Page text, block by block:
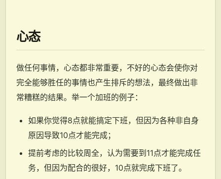
心态
做任何事情，心态都非常重要，不好的心态会使你对
完全能够胜任的事情也产生排斥的想法，最终做出非
常糟糕的结果。举一个加班的例子：
如果你觉得8点就能搞定下班，但因为各种非自身
原因导致10点才能完成；
提前考虑的比较周全，认为需要到11点才能完成任
务，但因为配合的很好，10点就完成下班了。